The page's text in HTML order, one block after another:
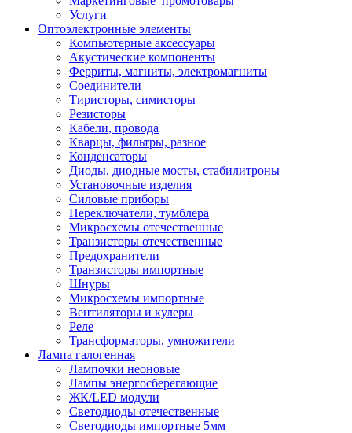
Услуги
Оптоэлектронные элементы
Компьютерные аксессуары
Акустические компоненты
Ферриты, магниты, электромагниты
Соединители
Тиристоры, симисторы
Резисторы
Кабели, провода
Кварцы, фильтры, разное
Конденсаторы
Диоды, диодные мосты, стабилитроны
Установочные изделия
Силовые приборы
Переключатели, тумблера
Микросхемы отечественные
Транзисторы отечественные
Предохранители
Транзисторы импортные
Шнуры
Микросхемы импортные
Вентиляторы и кулеры
Реле
Трансформаторы, умножители
Лампа галогенная
Лампочки неоновые
Лампы энергосберегающие
ЖК/LED модули
Светодиоды отечественные
Светодиоды импортные 5мм